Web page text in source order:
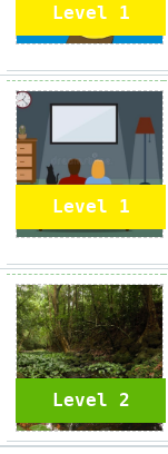
Level 1
Level 1
Level 2